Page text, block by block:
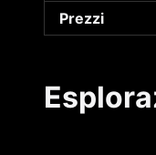
Prezzi